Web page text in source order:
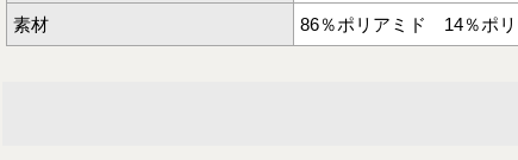
素材 86％ポリアミド 14％ポリ